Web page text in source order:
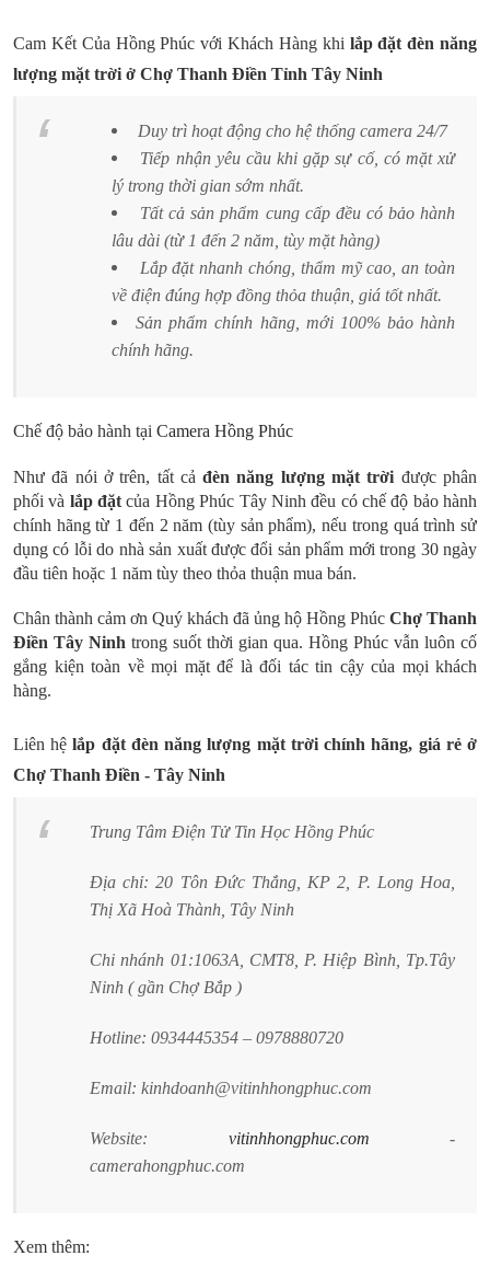
Cam Kết Của Hồng Phúc với Khách Hàng khi lắp đặtđèn năng
lượng mặt trời ở Chợ Thanh Điền Tỉnh Tây Ninh
Duy trì hoạt động cho hệ thống camera 24/7
Tiếp nhận yêu cầu khi gặp sự cố, có mặt xử
lý trong thời gian sớm nhất.
Tất cả sản phẩm cung cấp đều có bảo hành
lâu dài (từ 1 đến 2 năm, tùy mặt hàng)
Lắp đặt nhanh chóng, thẩm mỹ cao, an toàn
về điện đúng hợp đồng thỏa thuận, giá tốt nhất.
Sản phẩm chính hãng, mới 100% bảo hành
chính hãng.
Chế độ bảo hành tại Camera Hồng Phúc
Như đã nói ở trên, tất cảđèn năng lượng mặt trời được phân
phối và lắp đặt của Hồng Phúc Tây Ninh đều có chế độ bảo hành
chính hãng từ 1 đến 2 năm (tùy sản phẩm), nếu trong quá trình sử
dụng có lỗi do nhà sản xuất được đổi sản phẩm mới trong 30 ngày
đầu tiên hoặc 1 năm tùy theo thỏa thuận mua bán.
Chân thành cảm ơn Quý khách đã ủng hộ Hồng Phúc Chợ Thanh
Điền Tây Ninh trong suốt thời gian qua. Hồng Phúc vẫn luôn cố
gắng kiện toàn về mọi mặt để là đối tác tin cậy của mọi khách
hàng.
Liên hệlắp đặt đèn năng lượng mặt trờichính hãng, giá rẻ ở
Chợ Thanh Điền - Tây Ninh
Trung Tâm Điện Tử Tin Học Hồng Phúc
Địa chỉ: 20 Tôn Đức Thắng, KP 2, P. Long Hoa,
Thị Xã Hoà Thành, Tây Ninh
Chi nhánh 01:1063A, CMT8, P. Hiệp Bình, Tp.Tây
Ninh ( gần Chợ Bắp )
Hotline: 0934445354 – 0978880720
Email: kinhdoanh@vitinhhongphuc.com
Website: vitinhhongphuc.com -
camerahongphuc.com
Xem thêm: